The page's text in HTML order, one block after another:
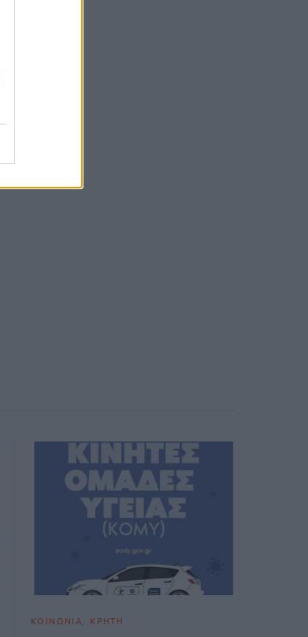
ΚΟΙΝΩΝΙΑ ΚΡΗΤΗ